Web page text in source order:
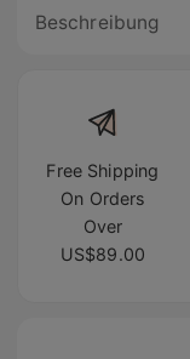
Beschreibung
Free Shipping
On Orders
Over
US$89.00